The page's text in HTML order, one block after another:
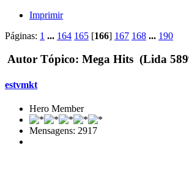
Imprimir
Páginas: 1 ... 164 165 [166] 167 168 ... 190
Autor Tópico: Mega Hits (Lida
estvmkt
Hero Member
Mensagens: 2917